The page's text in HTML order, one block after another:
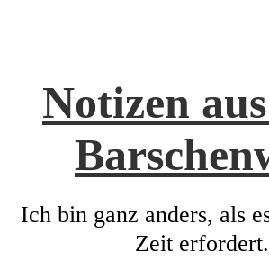
Notizen
Ich bin ganz anders, als
Zeit erfordert.